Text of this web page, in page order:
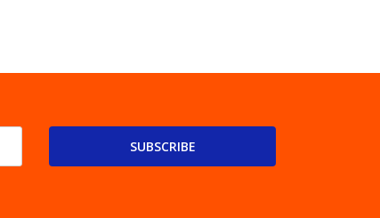
SUBSCRIBE